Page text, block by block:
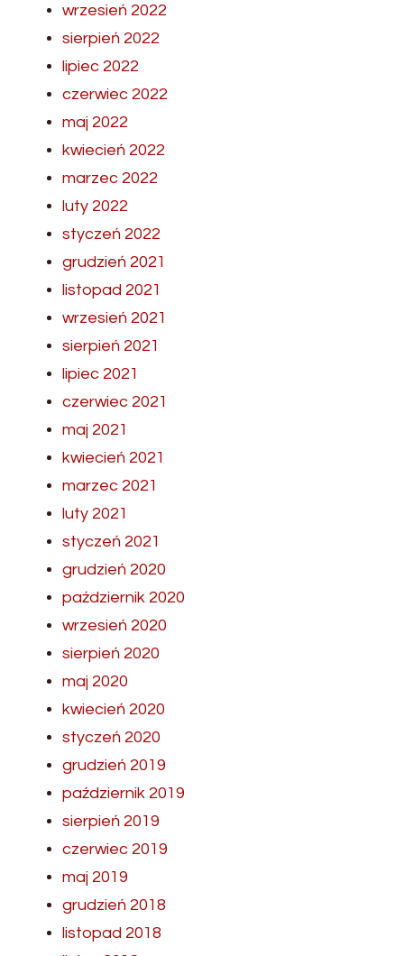
wrzesień 2022
sierpień 2022
lipiec 2022
czerwiec 2022
maj 2022
kwiecień 2022
marzec 2022
luty 2022
styczeń 2022
grudzień 2021
listopad 2021
wrzesień 2021
sierpień 2021
lipiec 2021
czerwiec 2021
maj 2021
kwiecień 2021
marzec 2021
luty 2021
styczeń 2021
grudzień 2020
październik 2020
wrzesień 2020
sierpień 2020
maj 2020
kwiecień 2020
styczeń 2020
grudzień 2019
październik 2019
sierpień 2019
czerwiec 2019
maj 2019
grudzień 2018
listopad 2018